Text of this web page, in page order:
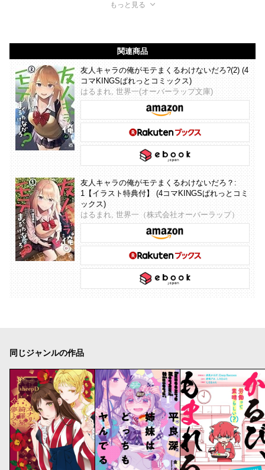
もっと見る
関連商品
友人キャラの俺がモテまくるわけないだろ?(2) (4
コマKINGSぱれっとコミックス)
はるまれ, 世界一(オーバーラップ文庫)
友人キャラの俺がモテまくるわけないだろ？:
1【イラスト特典付】 (4コマKINGSぱれっとコミ
ックス)
はるまれ, 世界一（株式会社オーバーラップ）
同じジャンルの作品